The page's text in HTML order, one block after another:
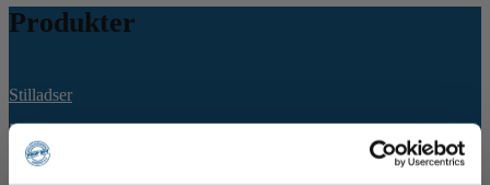
Produkter
Stilladser
Maskiner
Specialopgaver